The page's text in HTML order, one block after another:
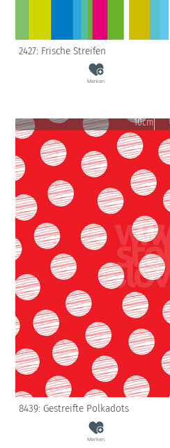
2427: Frische Streifen
Merken
10cm
8439: Gestreifte Polkadots
Merken